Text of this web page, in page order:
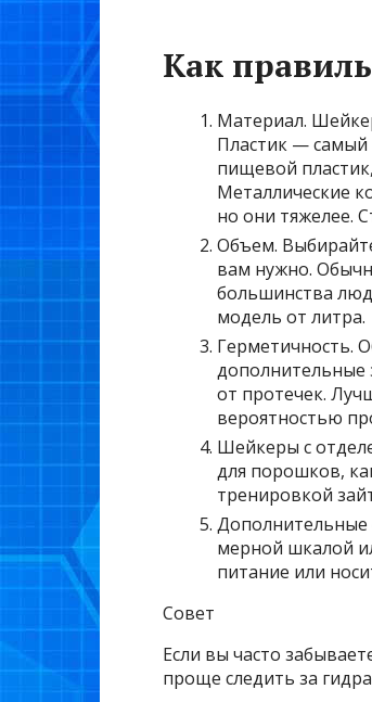
Как
Материал.
Пластик — самый
пищевой
Металлические
но они тяжелее.
Объем.
вам нужно.
большинства
модель от литра.
Герметичность.
от протечек.
вероятностью
Шейкеры с
для порошков,
тренировкой
Дополнительные
мерной шкалой
питание или
Совет
Если вы часто
проще следить за